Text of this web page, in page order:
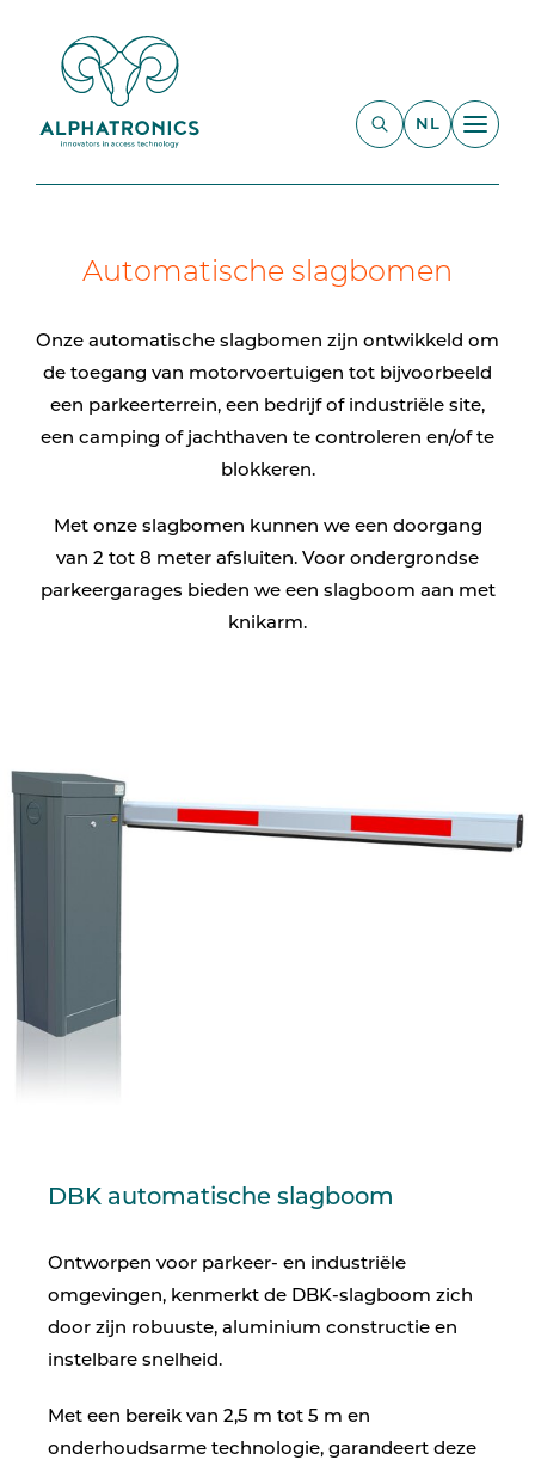
NL
Automatische slagbomen
Onze automatische slagbomen zijn ontwikkeld om
de toegang van motorvoertuigen tot bijvoorbeeld
een parkeerterrein, een bedrijf of industriële site,
een camping of jachthaven te controleren en/of te
blokkeren.
Met onze slagbomen kunnen we een doorgang
van 2 tot 8 meter afsluiten. Voor ondergrondse
parkeergarages bieden we een slagboom aan met
knikarm.
DBK automatische slagboom
Ontworpen voor parkeer- en industriële
omgevingen, kenmerkt de DBK-slagboom zich
door zijn robuuste, aluminium constructie en
instelbare snelheid.
Met een bereik van 2,5 m tot 5 m en
onderhoudsarme technologie, garandeert deze